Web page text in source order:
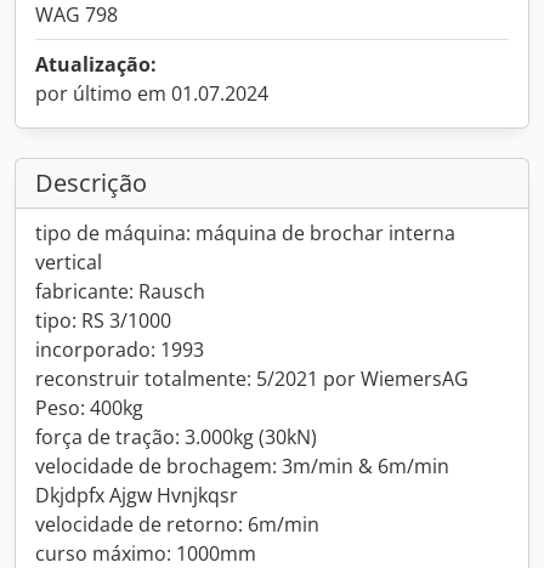
WAG 798
Atualização:
por último em 01.07.2024
Descrição
tipo de máquina: máquina de brochar interna
vertical
fabricante: Rausch
tipo: RS 3/1000
incorporado: 1993
reconstruir totalmente: 5/2021 por WiemersAG
Peso: 400kg
força de tração: 3.000kg (30kN)
velocidade de brochagem: 3m/min & 6m/min
Dkjdpfx Ajgw Hvnjkqsr
velocidade de retorno: 6m/min
curso máximo: 1000mm